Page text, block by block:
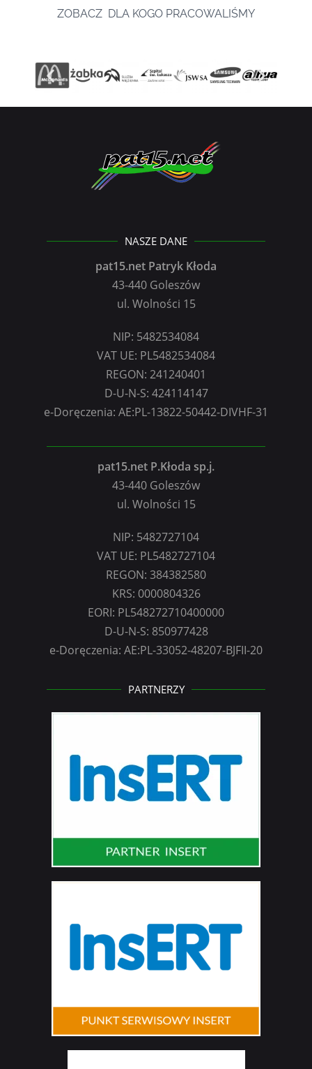
ZOBACZ DLA KOGO PRACOWALIŚMY
NASZE DANE
pat15.net Patryk Kłoda
43-440 Goleszów
ul. Wolności 15
NIP: 5482534084
VAT UE: PL5482534084
REGON: 241240401
D-U-N-S: 424114147
e-Doręczenia: AE:PL-13822-50442-DIVHF-31
pat15.net P.Kłoda sp.j.
43-440 Goleszów
ul. Wolności 15
NIP: 5482727104
VAT UE: PL5482727104
REGON: 384382580
KRS: 0000804326
EORI: PL548272710400000
D-U-N-S: 850977428
e-Doręczenia: AE:PL-33052-48207-BJFII-20
PARTNERZY